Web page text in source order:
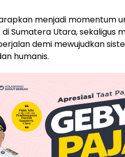
menjadi momentum
Sumatera Utara, sekaligus
demi mewujudkan
humanis.